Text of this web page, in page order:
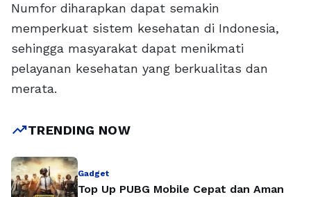
Numfor diharapkan dapat semakin
memperkuat sistem kesehatan di Indonesia,
sehingga masyarakat dapat menikmati
pelayanan kesehatan yang berkualitas dan
merata.
trending_upTRENDING NOW
Gadget
Top Up PUBG Mobile Cepat dan Aman